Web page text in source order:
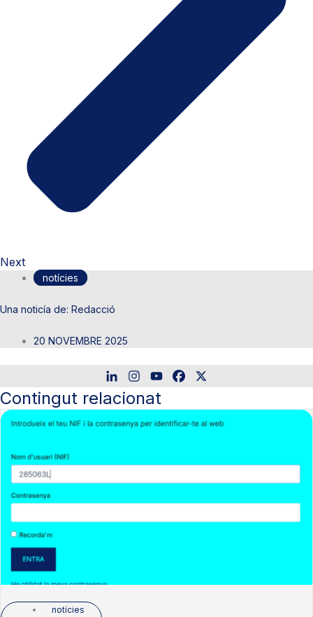
Next
notícies
Redacció
20 NOVEMBRE 2025
Contingut relacionat
notícies